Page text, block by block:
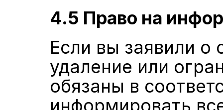
4.5 Право на
Если вы заявили о
удаление или
обязаны в